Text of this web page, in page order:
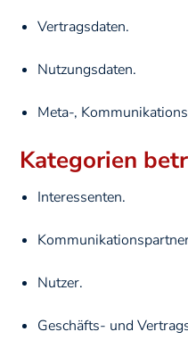
Vertragsdaten.
Nutzungsdaten.
Meta-,
Kategorien
Interessenten.
Nutzer.
Geschäfts- und